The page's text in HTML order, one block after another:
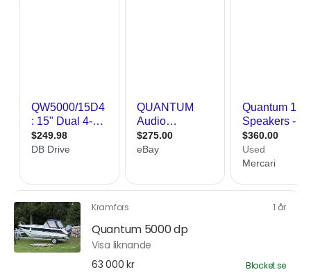
Kramfors 1 år
Quantum 5000 dp
Visa liknande
63 000 kr
Blocket.se